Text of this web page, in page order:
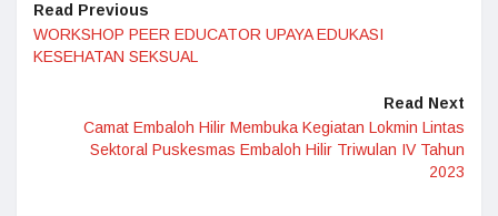
Read Previous
WORKSHOP PEER EDUCATOR UPAYA EDUKASI
KESEHATAN SEKSUAL
Read Next
Camat Embaloh Hilir Membuka Kegiatan Lokmin Lintas
Sektoral Puskesmas Embaloh Hilir Triwulan IV Tahun
2023